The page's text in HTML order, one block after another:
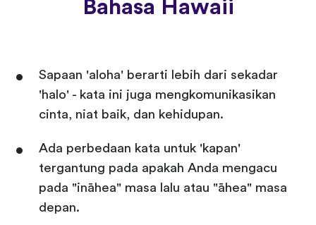
Bahasa Hawaii
Sapaan 'aloha' berarti lebih dari sekadar
'halo' - kata ini juga mengkomunikasikan
cinta, niat baik, dan kehidupan.
Ada perbedaan kata untuk 'kapan'
tergantung pada apakah Anda mengacu
pada "ināhea" masa lalu atau "āhea" masa
depan.